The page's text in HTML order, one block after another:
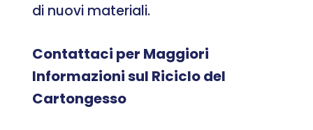
di nuovi materiali.
Contattaci per Maggiori
Informazioni sul Riciclo del
Cartongesso